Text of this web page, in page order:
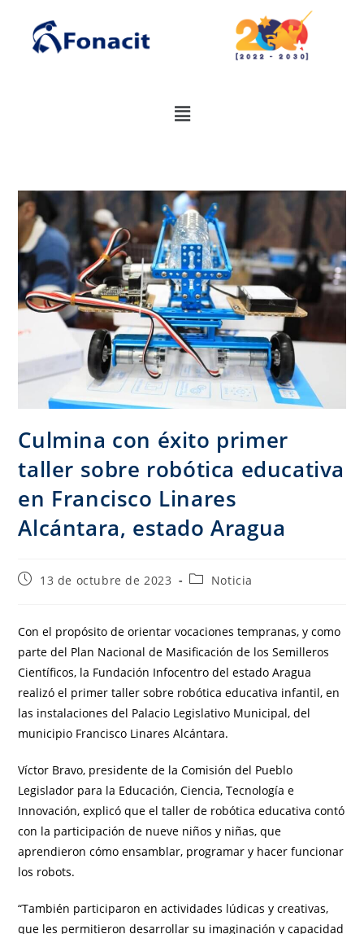
Culmina con éxito primer
taller sobre robótica educativa
en Francisco Linares
Alcántara, estado Aragua
13 de octubre de 2023 Noticia
Con el propósito de orientar vocaciones tempranas, y como
parte del Plan Nacional de Masificación de los Semilleros
Científicos, la Fundación Infocentro del estado Aragua
realizó el primer taller sobre robótica educativa infantil, en
las instalaciones del Palacio Legislativo Municipal, del
municipio Francisco Linares Alcántara.
Víctor Bravo, presidente de la Comisión del Pueblo
Legislador para la Educación, Ciencia, Tecnología e
Innovación, explicó que el taller de robótica educativa contó
con la participación de nueve niños y niñas, que
aprendieron cómo ensamblar, programar y hacer funcionar
los robots.
“También participaron en actividades lúdicas y creativas,
que les permitieron desarrollar su imaginación y capacidad